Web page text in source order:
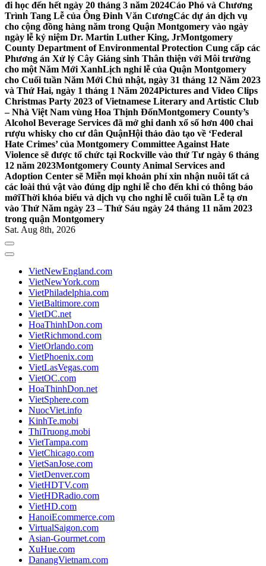
đi học đến hết ngày 20 tháng 3 năm 2024Cáo Phó và Chương
Trình Tang Lễ của Ông Đinh Văn CươngCác dự án dịch vụ
cho cộng đồng hàng năm trong Quận Montgomery vào ngày
ngày lễ kỷ niệm Dr. Martin Luther King, JrMontgomery
County Department of Environmental Protection Cung cấp các
Phương án Xử lý Cây Giáng sinh Thân thiện với Môi trường
cho một Năm Mới XanhLịch nghỉ lễ của Quận Montgomery
cho Cuối tuần Năm Mới Chủ nhật, ngày 31 tháng 12 Năm 2023
và Thứ Hai, ngày 1 tháng 1 Năm 2024Pictures and Video Clips
Christmas Party 2023 of Vietnamese Literary and Artistic Club
– Nhà Việt Nam vùng Hoa Thịnh ĐốnMontgomery County’s
Alcohol Beverage Services đã mở ghi danh xổ số hơn 400 chai
rượu whisky cho cư dân QuậnHội thảo đào tạo về ‘Federal
Hate Crimes’ của Montgomery Committee Against Hate
Violence sẽ được tổ chức tại Rockville vào thứ Tư ngày 6 tháng
12 năm 2023Montgomery County Animal Services and
Adoption Center sẽ Miễn mọi khoản phí xin nhận nuôi tất cả
các loài thú vật vào đúng dịp nghỉ lễ cho đến khi có thông báo
mớiThời khóa biểu và dịch vụ cho nghỉ lễ cuối tuần Lễ tạ ơn
vào Thứ Năm ngày 23 – Thứ Sáu ngày 24 tháng 11 năm 2023
trong quận Montgomery
Sat. Aug 8th, 2026
VietNewEngland.com
VietNewYork.com
VietPhiladelphia.com
VietBaltimore.com
VietDC.net
HoaThinhDon.com
VietRichmond.com
VietOrlando.com
VietPhoenix.com
VietLasVegas.com
VietOC.com
HoaThinhDon.net
VietSphere.com
NuocViet.info
KinhTe.mobi
ThiTruong.mobi
VietTampa.com
VietChicago.com
VietSanJose.com
VietDenver.com
VietHDTV.com
VietHDRadio.com
VietHD.com
HanoiEcommerce.com
VirtualSaigon.com
Asian-Gourmet.com
XuHue.com
DanangVietnam.com